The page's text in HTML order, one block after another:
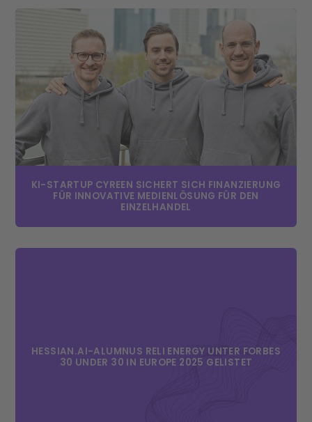
KI-STARTUP CYREEN SICHERT SICH FINANZIERUNG
FÜR INNOVATIVE MEDIENLÖSUNG FÜR DEN
EINZELHANDEL
HESSIAN.AI-ALUMNUS RELI ENERGY UNTER FORBES
30 UNDER 30 IN EUROPE 2025 GELISTET